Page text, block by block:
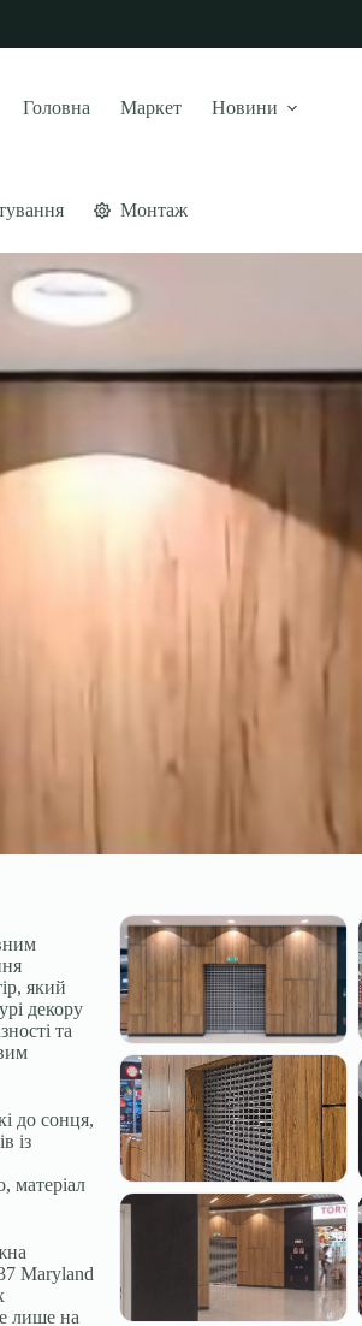
Головна Маркет Новини
Монтаж
який
декору
та
до сонця,
із
матеріал
Maryland
лише на